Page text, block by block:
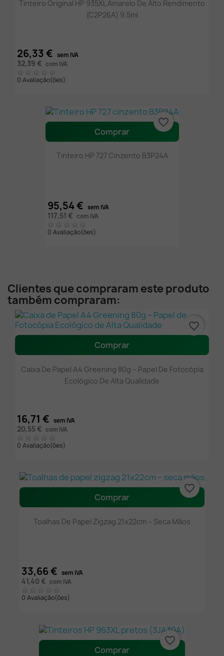
Tinteiro Original HP 935XL Amarelo De Alto Rendimento
(C2P26A) 9.5ml
26,33 € sem IVA
32,39 € com IVA
0 Avaliação(ões)
Comprar
Tinteiro HP 727 Cinzento B3P24A
95,54 € sem IVA
117,51 € com IVA
0 Avaliação(ões)
favorite_border
Clientes que compraram este produto
também compraram:
Comprar
Caixa De Papel A4 Greening 80g – Papel De Fotocópia
Ecológico De Alta Qualidade
16,71 € sem IVA
20,55 € com IVA
0 Avaliação(ões)
favorite_border
Comprar
Toalhas De Papel Zigzag 21x22cm – Seca Mãos
33,66 € sem IVA
41,40 € com IVA
0 Avaliação(ões)
favorite_border
Comprar
favorite_border